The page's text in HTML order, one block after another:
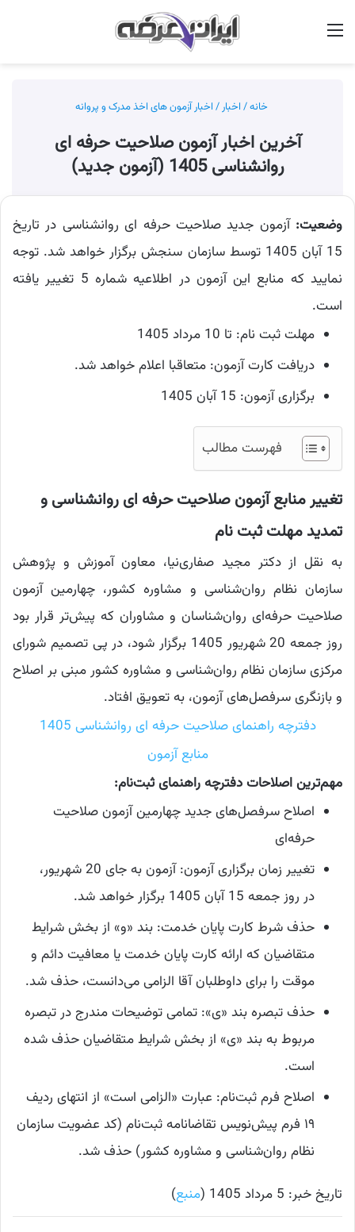
خانه/ اخبار/ اخبار آزمون های اخذ مدرک و پروانه
آخرین اخبار آزمون صلاحیت حرفه ای
روانشناسی 1405 (آزمون جدید)
وضعیت: آزمون جدید صلاحیت حرفه ای روانشناسی در تاریخ
15 آبان 1405 توسط سازمان سنجش برگزار خواهد شد. توجه
نمایید که منابع این آزمون در اطلاعیه شماره 5 تغییر یافته
است.
مهلت ثبت نام: تا 10 مرداد 1405
دریافت کارت آزمون: متعاقبا اعلام خواهد شد.
برگزاری آزمون: 15 آبان 1405
فهرست مطالب
تغییر منابع آزمون صلاحیت حرفه ای روانشناسی و
تمدید مهلت ثبت نام
به نقل از دکتر مجید صفاری‌نیا، معاون آموزش و پژوهش
سازمان نظام روان‌شناسی و مشاوره کشور، چهارمین آزمون
صلاحیت حرفه‌ای روان‌شناسان و مشاوران که پیش‌تر قرار بود
روز جمعه 20 شهریور 1405 برگزار شود، در پی تصمیم شورای
مرکزی سازمان نظام روان‌شناسی و مشاوره کشور مبنی بر اصلاح
و بازنگری سرفصل‌های آزمون، به تعویق افتاد.
دفترچه راهنمای صلاحیت حرفه ای روانشناسی 1405
منابع آزمون
مهم‌ترین اصلاحات دفترچه راهنمای ثبت‌نام:
اصلاح سرفصل‌های جدید چهارمین آزمون صلاحیت
حرفه‌ای
تغییر زمان برگزاری آزمون: آزمون به جای 20 شهریور،
در روز جمعه 15 آبان 1405 برگزار خواهد شد.
حذف شرط کارت پایان خدمت: بند «و» از بخش شرایط
متقاضیان که ارائه کارت پایان خدمت یا معافیت دائم و
موقت را برای داوطلبان آقا الزامی می‌دانست، حذف شد.
حذف تبصره بند «ی»: تمامی توضیحات مندرج در تبصره
مربوط به بند «ی» از بخش شرایط متقاضیان حذف شده
است.
اصلاح فرم ثبت‌نام: عبارت «الزامی است» از انتهای ردیف
۱۹ فرم پیش‌نویس تقاضانامه ثبت‌نام (کد عضویت سازمان
نظام روان‌شناسی و مشاوره کشور) حذف شد.
تاریخ خبر: 5 مرداد 1405 ( منبع)